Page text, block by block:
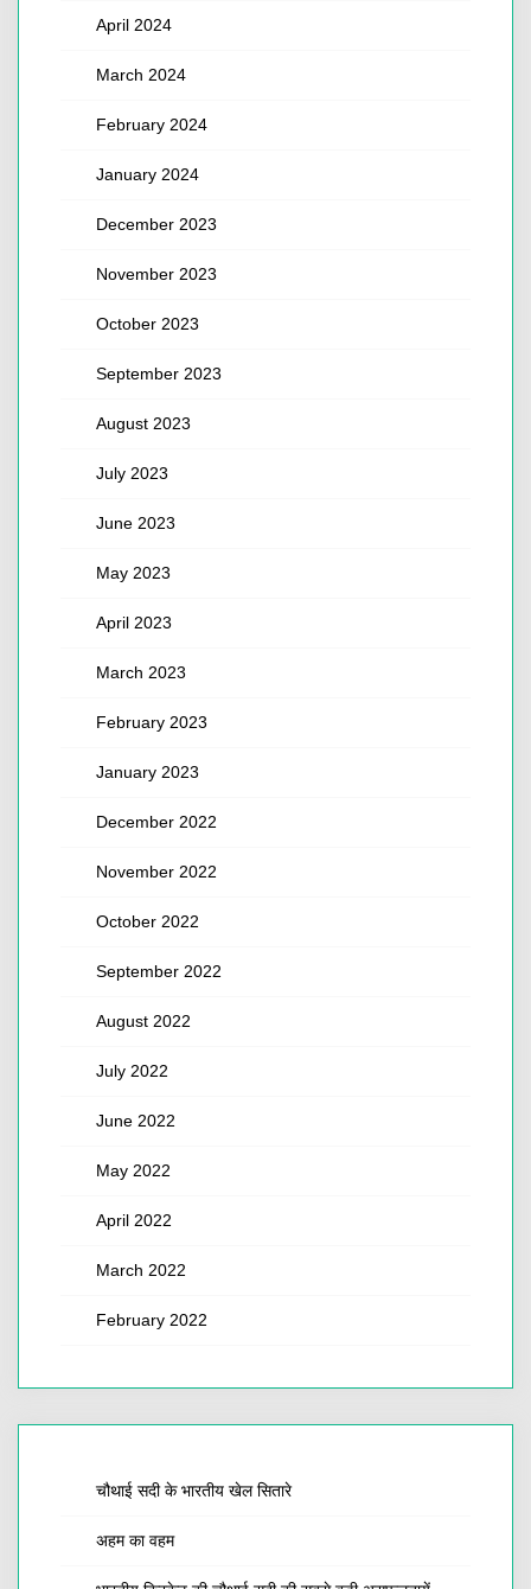
April 2024
March 2024
February 2024
January 2024
December 2023
November 2023
October 2023
September 2023
August 2023
July 2023
June 2023
May 2023
April 2023
March 2023
February 2023
January 2023
December 2022
November 2022
October 2022
September 2022
August 2022
July 2022
June 2022
May 2022
April 2022
March 2022
February 2022
चौथाई सदी के भारतीय खेल सितारे
अहम का वहम